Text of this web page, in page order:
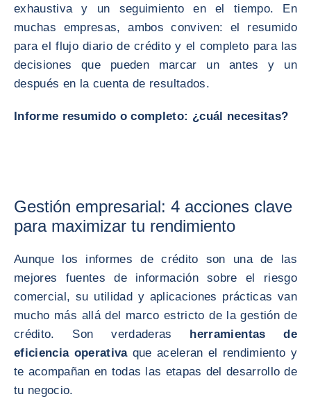
exhaustiva y un seguimiento en el tiempo. En
muchas empresas, ambos conviven: el resumido
para el flujo diario de crédito y el completo para las
decisiones que pueden marcar un antes y un
después en la cuenta de resultados.
Informe resumido o completo: ¿cuál necesitas?
Gestión empresarial: 4 acciones clave
para maximizar tu rendimiento
Aunque los informes de crédito son una de las
mejores fuentes de información sobre el riesgo
comercial, su utilidad y aplicaciones prácticas van
mucho más allá del marco estricto de la gestión de
crédito. Son verdaderas herramientas de
eficiencia operativaque aceleran el rendimiento y
te acompañan en todas las etapas del desarrollo de
tu negocio.